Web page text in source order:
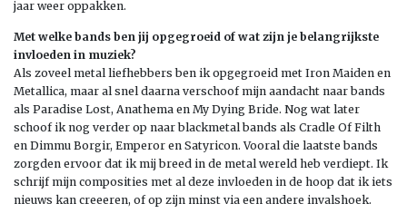
jaar weer oppakken.
Met welke bands ben jij opgegroeid of wat zijn je belangrijkste
invloeden in muziek?
Als zoveel metal liefhebbers ben ik opgegroeid met Iron Maiden en
Metallica, maar al snel daarna verschoof mijn aandacht naar bands
als Paradise Lost, Anathema en My Dying Bride. Nog wat later
schoof ik nog verder op naar blackmetal bands als Cradle Of Filth
en Dimmu Borgir, Emperor en Satyricon. Vooral die laatste bands
zorgden ervoor dat ik mij breed in de metal wereld heb verdiept. Ik
schrijf mijn composities met al deze invloeden in de hoop dat ik iets
nieuws kan creeeren, of op zijn minst via een andere invalshoek.